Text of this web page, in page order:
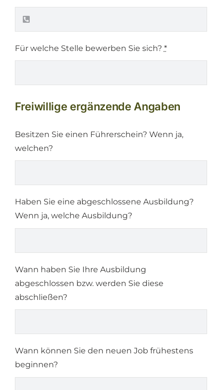
Für welche Stelle bewerben Sie sich? *
Freiwillige ergänzende Angaben
Besitzen Sie einen Führerschein? Wenn ja,
welchen?
Haben Sie eine abgeschlossene Ausbildung?
Wenn ja, welche Ausbildung?
Wann haben Sie Ihre Ausbildung
abgeschlossen bzw. werden Sie diese
abschließen?
Wann können Sie den neuen Job frühestens
beginnen?